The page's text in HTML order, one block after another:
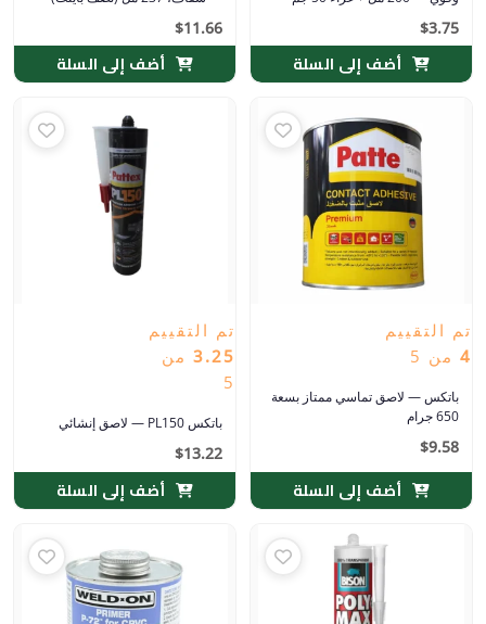
$3.75
أضف إلى السلة
$11.66
أضف إلى السلة
تم التقييم
4 من 5
باتكس — لاصق تماسي ممتاز بسعة
650 جرام
$9.58
أضف إلى السلة
تم التقييم
3.25 من
5
باتكس PL150 — لاصق إنشائي
$13.22
أضف إلى السلة